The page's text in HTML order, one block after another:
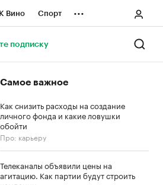
Вино Спорт ...
подписку
Самое важное
Как снизить расходы на создание
личного фонда и какие ловушки
обойти
Про: карьеру
Телеканалы объявили цены на
агитацию. Как партии будут строить